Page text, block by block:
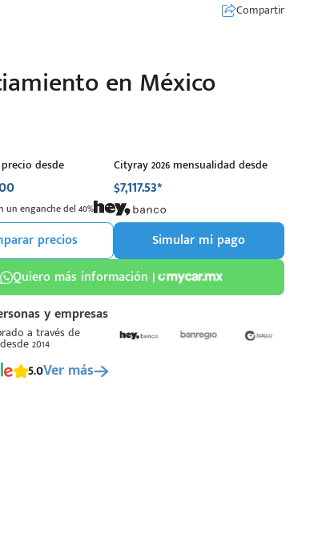
Compartir
en México
desde Cityray 2026 mensualidad desde
$7,117.53*
un enganche del 40%
precios
Simular mi pago
Quiero más información |
y empresas
a través de
2014
5.0Ver más